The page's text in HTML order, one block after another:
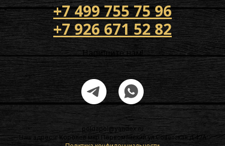
+7 499 755 75 96
+7 926 671 52 82
Напишите нам!
poldapol@yandex.ru
Наш адрес: г Королев мкр Первомайский ул Советская д 42А